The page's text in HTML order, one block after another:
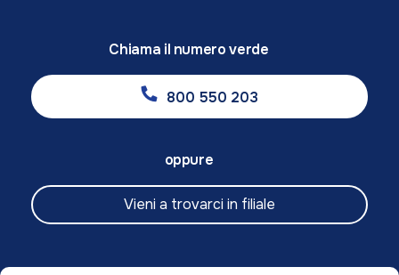
Chiama il numero verde
800 550 203
oppure
Vieni a trovarci in filiale